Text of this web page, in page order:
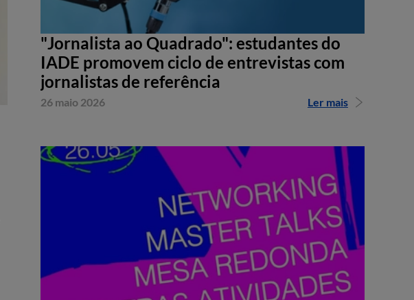
"Jornalista ao Quadrado": estudantes do
IADE promovem ciclo de entrevistas com
jornalistas de referência
26 maio 2026 Ler mais